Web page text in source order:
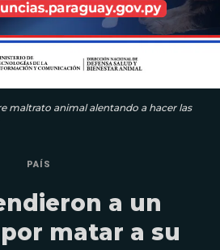
maltrato animal alentando a hacer las
PAÍS
a un
matar a su